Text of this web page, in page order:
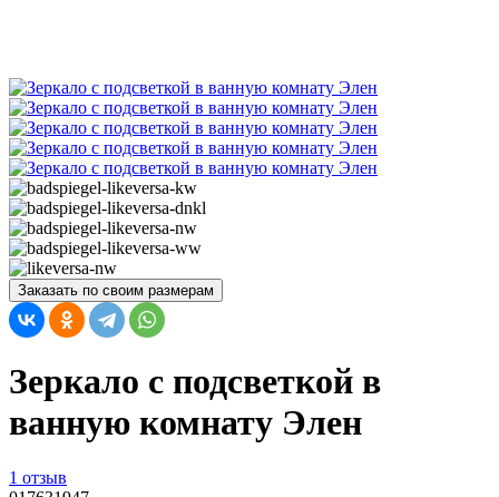
Заказать по своим размерам
Зеркало с подсветкой в
ванную комнату Элен
1 отзыв